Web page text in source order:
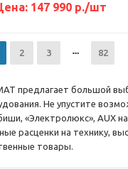
147 990 р./шт
2 3 82
предлагает большой
Не упустите
«Электролюкс», AUX
расценки на технику,
товары.